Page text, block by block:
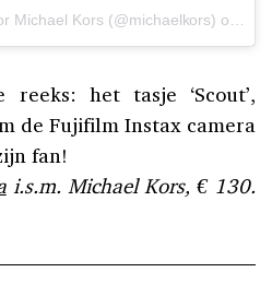
het tasje ‘Scout’,
de Fujifilm Instax camera
fan!
i.s.m. Michael Kors, € 130.